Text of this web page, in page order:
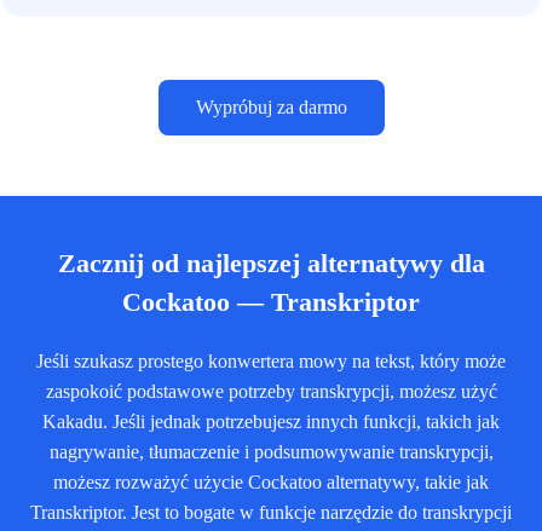
Wypróbuj za darmo
Zacznij od najlepszej alternatywy dla
Cockatoo — Transkriptor
Jeśli szukasz prostego konwertera mowy na tekst, który może
zaspokoić podstawowe potrzeby transkrypcji, możesz użyć
Kakadu. Jeśli jednak potrzebujesz innych funkcji, takich jak
nagrywanie, tłumaczenie i podsumowywanie transkrypcji,
możesz rozważyć użycie Cockatoo alternatywy, takie jak
Transkriptor. Jest to bogate w funkcje narzędzie do transkrypcji